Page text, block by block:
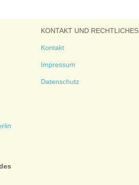
KONTAKT UND RECHTLICHES
Kontakt
Impressum
Datenschutz